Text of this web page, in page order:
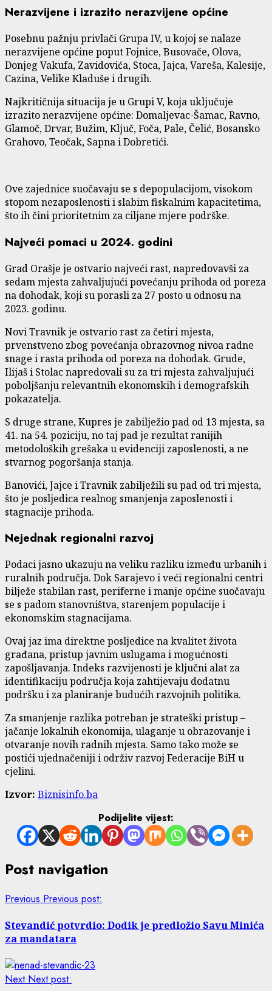
Nerazvijene i izrazito nerazvijene općine
Posebnu pažnju privlači Grupa IV, u kojoj se nalaze
nerazvijene općine poput Fojnice, Busovače, Olova,
Donjeg Vakufa, Zavidovića, Stoca, Jajca, Vareša, Kalesije,
Cazina, Velike Kladuše i drugih.
Najkritičnija situacija je u Grupi V, koja uključuje
izrazito nerazvijene općine: Domaljevac-Šamac, Ravno,
Glamoč, Drvar, Bužim, Ključ, Foča, Pale, Čelić, Bosansko
Grahovo, Teočak, Sapna i Dobretići.
Ove zajednice suočavaju se s depopulacijom, visokom
stopom nezaposlenosti i slabim fiskalnim kapacitetima,
što ih čini prioritetnim za ciljane mjere podrške.
Najveći pomaci u 2024. godini
Grad Orašje je ostvario najveći rast, napredovavši za
sedam mjesta zahvaljujući povećanju prihoda od poreza
na dohodak, koji su porasli za 27 posto u odnosu na
2023. godinu.
Novi Travnik je ostvario rast za četiri mjesta,
prvenstveno zbog povećanja obrazovnog nivoa radne
snage i rasta prihoda od poreza na dohodak. Grude,
Ilijaš i Stolac napredovali su za tri mjesta zahvaljujući
poboljšanju relevantnih ekonomskih i demografskih
pokazatelja.
S druge strane, Kupres je zabilježio pad od 13 mjesta, sa
41. na 54. poziciju, no taj pad je rezultat ranijih
metodoloških grešaka u evidenciji zaposlenosti, a ne
stvarnog pogoršanja stanja.
Banovići, Jajce i Travnik zabilježili su pad od tri mjesta,
što je posljedica realnog smanjenja zaposlenosti i
stagnacije prihoda.
Nejednak regionalni razvoj
Podaci jasno ukazuju na veliku razliku između urbanih i
ruralnih područja. Dok Sarajevo i veći regionalni centri
bilježe stabilan rast, periferne i manje općine suočavaju
se s padom stanovništva, starenjem populacije i
ekonomskim stagnacijama.
Ovaj jaz ima direktne posljedice na kvalitet života
građana, pristup javnim uslugama i mogućnosti
zapošljavanja. Indeks razvijenosti je ključni alat za
identifikaciju područja koja zahtijevaju dodatnu
podršku i za planiranje budućih razvojnih politika.
Za smanjenje razlika potreban je strateški pristup –
jačanje lokalnih ekonomija, ulaganje u obrazovanje i
otvaranje novih radnih mjesta. Samo tako može se
postići ujednačeniji i održiv razvoj Federacije BiH u
cjelini.
Izvor: Biznisinfo.ba
Podijelite vijest:
Post navigation
Previous Previous post:
Stevandić potvrdio: Dodik je predložio Savu Minića
za mandatara
Next Next post: